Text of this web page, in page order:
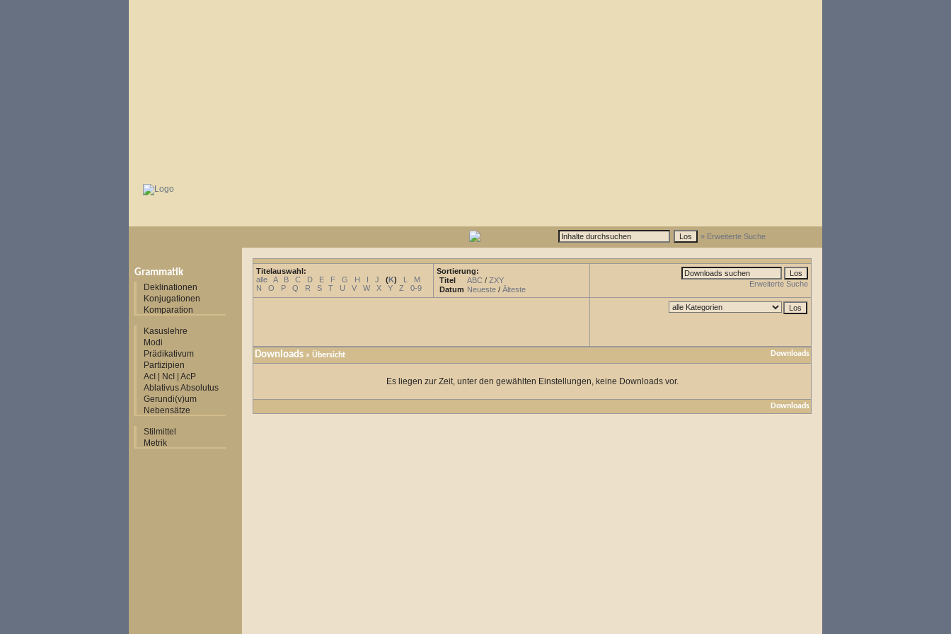
» Erweiterte Suche
Grammatik
Deklinationen
Konjugationen
Komparation
Kasuslehre
Modi
Prädikativum
Partizipien
AcI | NcI | AcP
Ablativus Absolutus
Gerundi(v)um
Nebensätze
Stilmittel
Metrik
Titelauswahl:
alle
A B C D E F G H I J (K) L
M
N
O P Q R S T U V W X Y Z 0-9
Sortierung:
Titel
ABC / ZXY
Datum Neueste / Älteste
Erweiterte Suche
Downloads » Übersicht Downloads
Es liegen zur Zeit, unter den gewählten Einstellungen, keine Downloads vor.
Downloads